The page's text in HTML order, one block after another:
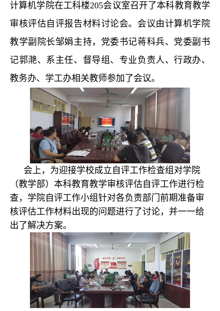
计算机学院在工科楼205会议室召开了本科教育教学
审核评估自评报告材料讨论会。会议由计算机学院
教学副院长邹娟主持，党委书记蒋科兵、党委副书
记郭滟、系主任、督导组、专业负责人、行政办、
教务办、学工办相关教师参加了会议。
会上，为迎接学校成立自评工作检查组对学院
（教学部）本科教育教学审核评估自评工作进行检
查，学院自评工作小组针对各负责部门前期准备审
核评估工作材料出现的问题进行了讨论，并一一给
出了解决方案。